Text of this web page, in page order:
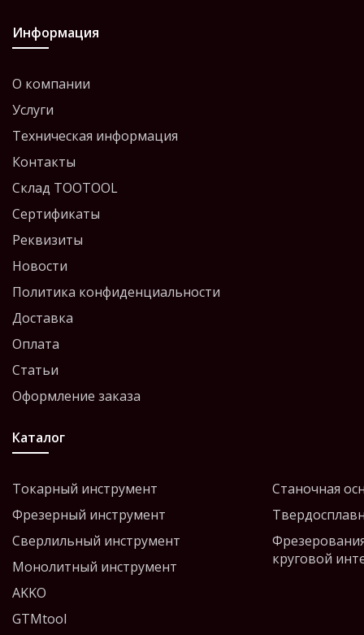
Информация
О компании
Услуги
Техническая информация
Контакты
Склад TOOTOOL
Сертификаты
Реквизиты
Новости
Политика конфиденциальности
Доставка
Оплата
Статьи
Оформление заказа
Каталог
Токарный инструмент
Фрезерный инструмент
Сверлильный инструмент
Монолитный инструмент
AKKO
GTMtool
Станочная
круговой